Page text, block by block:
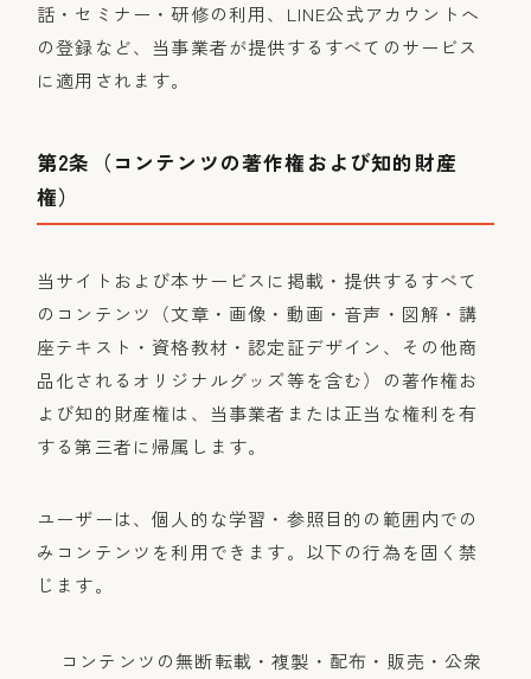
話・セミナー・研修の利用、LINE公式アカウントへ
の登録など、当事業者が提供するすべてのサービス
に適用されます。
第2条（コンテンツの著作権および知的財産
権）
当サイトおよび本サービスに掲載・提供するすべて
のコンテンツ（文章・画像・動画・音声・図解・講
座テキスト・資格教材・認定証デザイン、その他商
品化されるオリジナルグッズ等を含む）の著作権お
よび知的財産権は、当事業者または正当な権利を有
する第三者に帰属します。
ユーザーは、個人的な学習・参照目的の範囲内での
みコンテンツを利用できます。以下の行為を固く禁
じます。
コンテンツの無断転載・複製・配布・販売・公衆